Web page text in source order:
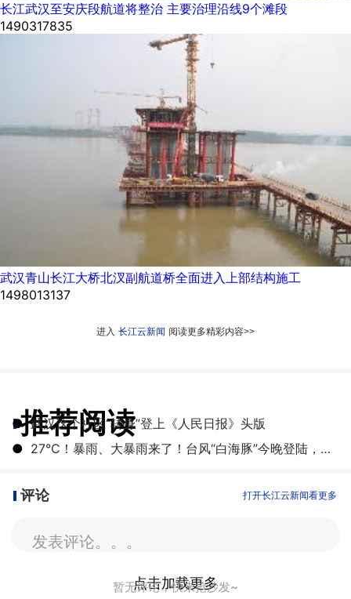
长江武汉至安庆段航道将整治 主要治理沿线9个滩段
1490317835
武汉青山长江大桥北汊副航道桥全面进入上部结构施工
1498013137
进入 长江云新闻 阅读更多精彩内容>>
推荐阅读
● 武汉这个社区“转身”登上《人民日报》头版
●
27℃！暴雨、大暴雨来了！台风“白海豚”今晚登陆，湖北开启降雨降温模式
评论 打开长江云新闻看更多
发表评论。。。
暂无评论，快来抢沙发~
点击加载更多